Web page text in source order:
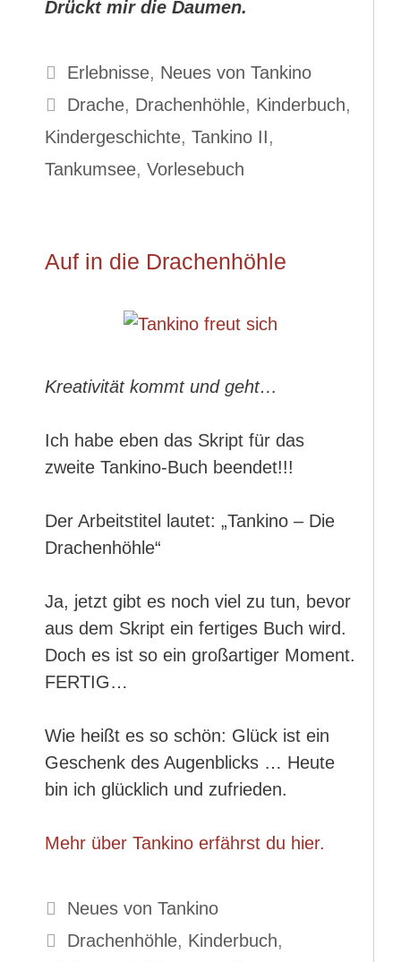
Drückt mir die Daumen.
Kategorien
Erlebnisse, Neues von Tankino
Schlagwörter
Drache, Drachenhöhle, Kinderbuch,
Kindergeschichte, Tankino II,
Tankumsee, Vorlesebuch
Auf in die Drachenhöhle
Kreativität kommt und geht…
Ich habe eben das Skript für das
zweite Tankino-Buch beendet!!!
Der Arbeitstitel lautet: „Tankino – Die
Drachenhöhle“
Ja, jetzt gibt es noch viel zu tun, bevor
aus dem Skript ein fertiges Buch wird.
Doch es ist so ein großartiger Moment.
FERTIG…
Wie heißt es so schön: Glück ist ein
Geschenk des Augenblicks … Heute
bin ich glücklich und zufrieden.
Mehr über Tankino erfährst du hier.
Kategorien
Neues von Tankino
Schlagwörter
Drachenhöhle, Kinderbuch,